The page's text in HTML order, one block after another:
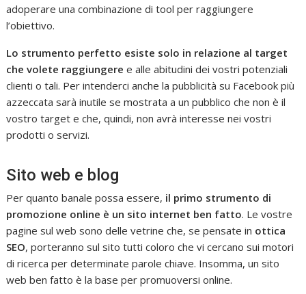
adoperare una combinazione di tool per raggiungere
l’obiettivo.
Lo strumento perfetto esiste solo in relazione al target
che volete raggiungere e alle abitudini dei vostri potenziali
clienti o tali. Per intenderci anche la pubblicità su Facebook più
azzeccata sarà inutile se mostrata a un pubblico che non è il
vostro target e che, quindi, non avrà interesse nei vostri
prodotti o servizi.
Sito web e blog
Per quanto banale possa essere, il primo strumento di
promozione online è un sito internet ben fatto. Le vostre
pagine sul web sono delle vetrine che, se pensate in ottica
SEO, porteranno sul sito tutti coloro che vi cercano sui motori
di ricerca per determinate parole chiave. Insomma, un sito
web ben fatto è la base per promuoversi online.